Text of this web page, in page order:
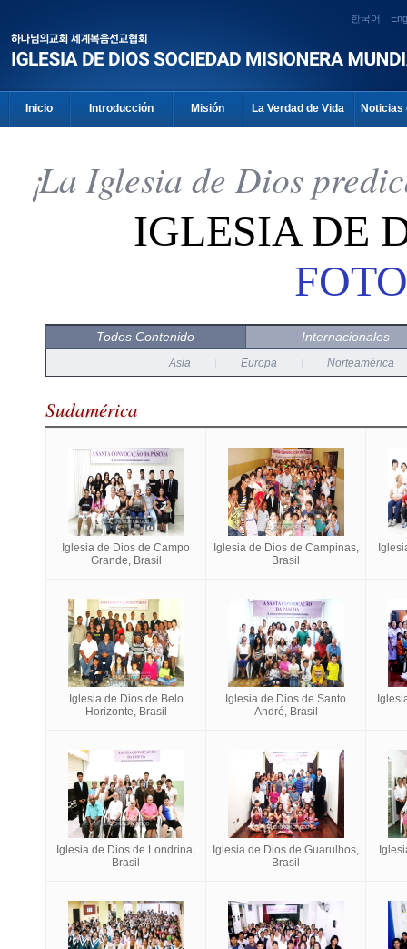
한국어
Inicio Introducción Misión La Verdad de Vida Noticias
¡La Iglesia de Dios
IGLESIA DE
Todos Contenido Internacionales
Asia Europa Norteamérica
Sudamérica
Iglesia de Dios de Campo
Grande, Brasil
Iglesia de Dios de Campinas,
Brasil
Iglesia de Dios de Belo
Horizonte, Brasil
Iglesia de Dios de Santo
André, Brasil
Iglesia de Dios de Londrina,
Brasil
Iglesia de Dios de Guarulhos,
Brasil